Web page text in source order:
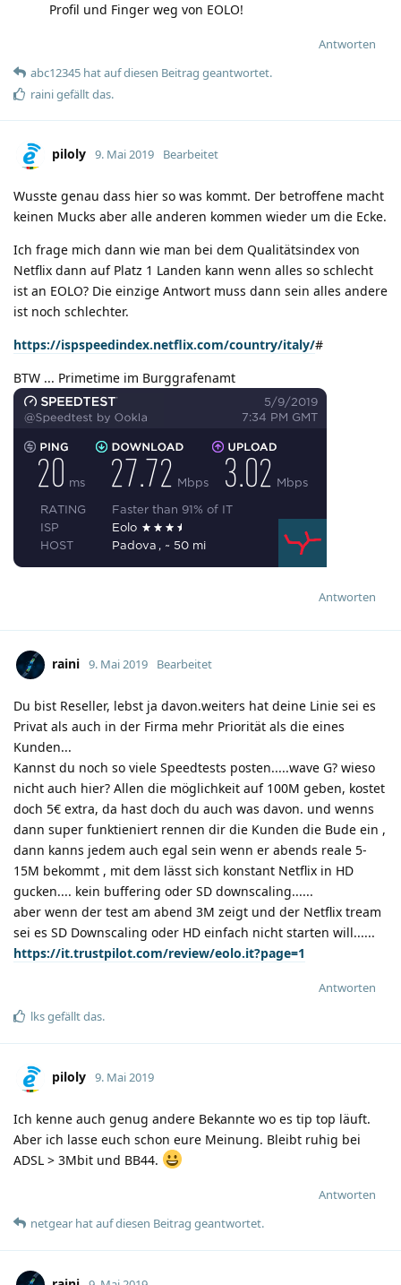
Profil und Finger weg von EOLO!
Antworten
abc12345 hatauf diesen Beitrag geantwortet.
rainigefällt das.
piloly 9. Mai 2019 Bearbeitet
Wusste genau dass hier so was kommt. Der betroffene macht
keinen Mucks aber alle anderen kommen wieder um die Ecke.
Ich frage mich dann wie man bei dem Qualitätsindex von
Netflix dann auf Platz 1 Landen kann wenn alles so schlecht
ist an EOLO? Die einzige Antwort muss dann sein alles andere
ist noch schlechter.
https://ispspeedindex.netflix.com/country/italy/#
BTW ... Primetime im Burggrafenamt
Antworten
raini 9. Mai 2019 Bearbeitet
Du bist Reseller, lebst ja davon.weiters hat deine Linie sei es
Privat als auch in der Firma mehr Priorität als die eines
Kunden...
Kannst du noch so viele Speedtests posten.....wave G? wieso
nicht auch hier? Allen die möglichkeit auf 100M geben, kostet
doch 5€ extra, da hast doch du auch was davon. und wenns
dann super funktieniert rennen dir die Kunden die Bude ein ,
dann kanns jedem auch egal sein wenn er abends reale 5-
15M bekommt , mit dem lässt sich konstant Netflix in HD
gucken.... kein buffering oder SD downscaling......
aber wenn der test am abend 3M zeigt und der Netflix tream
sei es SD Downscaling oder HD einfach nicht starten will......
https://it.trustpilot.com/review/eolo.it?page=1
Antworten
lksgefällt das.
piloly 9. Mai 2019
Ich kenne auch genug andere Bekannte wo es tip top läuft.
Aber ich lasse euch schon eure Meinung. Bleibt ruhig bei
ADSL > 3Mbit und BB44.
Antworten
netgear hatauf diesen Beitrag geantwortet.